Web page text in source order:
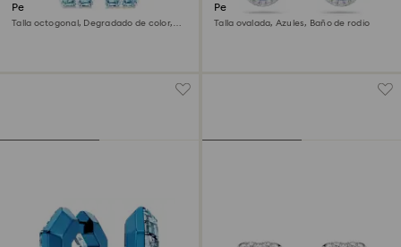
Pendientes de clip Millenia
Talla octogonal, Degradado de color,
Pendientes Una Angelica
Talla ovalada, Azules, Baño de rodio